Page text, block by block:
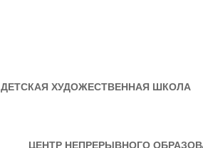
ДЕТСКАЯ ХУДОЖЕСТВЕННАЯ ШКОЛА
ЦЕНТР НЕПРЕРЫВНОГО